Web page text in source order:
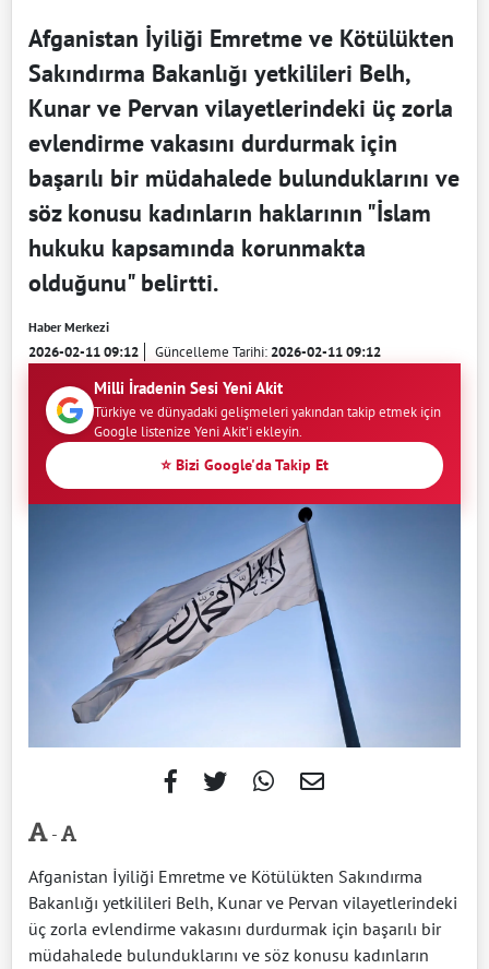
Afganistan İyiliği Emretme ve Kötülükten
Sakındırma Bakanlığı yetkilileri Belh,
Kunar ve Pervan vilayetlerindeki üç zorla
evlendirme vakasını durdurmak için
başarılı bir müdahalede bulunduklarını ve
söz konusu kadınların haklarının "İslam
hukuku kapsamında korunmakta
olduğunu" belirtti.
Haber Merkezi
2026-02-11 09:12 Güncelleme Tarihi:2026-02-11 09:12
Milli İradenin Sesi Yeni Akit
Türkiye ve dünyadaki gelişmeleri yakından takip etmek için
Google listenize Yeni Akit'i ekleyin.
⭐ Bizi Google'da Takip Et
-
Afganistan İyiliği Emretme ve Kötülükten Sakındırma
Bakanlığı yetkilileri Belh, Kunar ve Pervan vilayetlerindeki
üç zorla evlendirme vakasını durdurmak için başarılı bir
müdahalede bulunduklarını ve söz konusu kadınların